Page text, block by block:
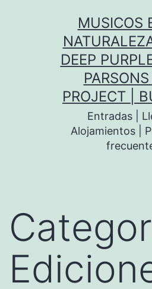
MUSICOS
DEEP
PROJECT |
Entradas |
Alojamientos |